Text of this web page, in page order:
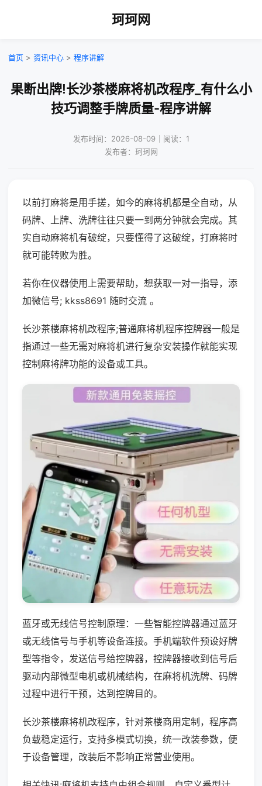
珂珂网
首页 > 资讯中心 > 程序讲解
果断出牌!长沙茶楼麻将机改程序_有什么小
技巧调整手牌质量-程序讲解
发布时间：2026-08-09｜阅读：1
发布者：珂珂网
以前打麻将是用手搓，如今的麻将机都是全自动，从
码牌、上牌、洗牌往往只要一到两分钟就会完成。其
实自动麻将机有破绽，只要懂得了这破绽，打麻将时
就可能转败为胜。
若你在仪器使用上需要帮助，想获取一对一指导，添
加微信号; kkss8691 随时交流 。
长沙茶楼麻将机改程序;普通麻将机程序控牌器一般是
指通过一些无需对麻将机进行复杂安装操作就能实现
控制麻将牌功能的设备或工具。
蓝牙或无线信号控制原理：一些智能控牌器通过蓝牙
或无线信号与手机等设备连接。手机端软件预设好牌
型等指令，发送信号给控牌器，控牌器接收到信号后
驱动内部微型电机或机械结构，在麻将机洗牌、码牌
过程中进行干预，达到控牌目的。
长沙茶楼麻将机改程序，针对茶楼商用定制，程序高
负载稳定运行，支持多模式切换，统一改装参数，便
于设备管理，改装后不影响正常营业使用。